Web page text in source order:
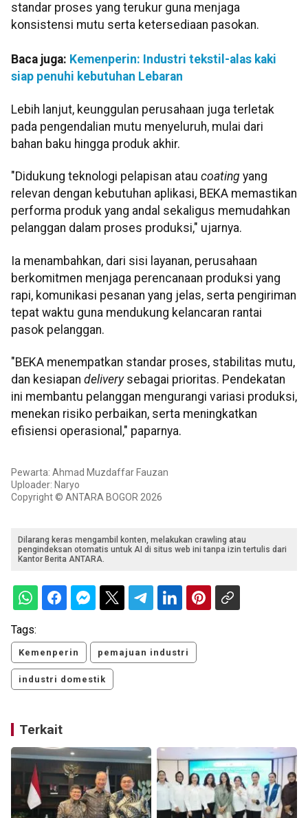
standar proses yang terukur guna menjaga
konsistensi mutu serta ketersediaan pasokan.
Baca juga: Kemenperin: Industri tekstil-alas kaki
siap penuhi kebutuhan Lebaran
Lebih lanjut, keunggulan perusahaan juga terletak
pada pengendalian mutu menyeluruh, mulai dari
bahan baku hingga produk akhir.
"Didukung teknologi pelapisan atau coating yang
relevan dengan kebutuhan aplikasi, BEKA memastikan
performa produk yang andal sekaligus memudahkan
pelanggan dalam proses produksi," ujarnya.
Ia menambahkan, dari sisi layanan, perusahaan
berkomitmen menjaga perencanaan produksi yang
rapi, komunikasi pesanan yang jelas, serta pengiriman
tepat waktu guna mendukung kelancaran rantai
pasok pelanggan.
"BEKA menempatkan standar proses, stabilitas mutu,
dan kesiapan deliverysebagai prioritas. Pendekatan
ini membantu pelanggan mengurangi variasi produksi,
menekan risiko perbaikan, serta meningkatkan
efisiensi operasional," paparnya.
Pewarta: Ahmad Muzdaffar Fauzan
Uploader: Naryo
Copyright © ANTARA BOGOR 2026
Dilarang keras mengambil konten, melakukan crawling atau
pengindeksan otomatis untuk AI di situs web ini tanpa izin tertulis dari
Kantor Berita ANTARA.
Tags:
Kemenperin pemajuan industri
industri domestik
Terkait